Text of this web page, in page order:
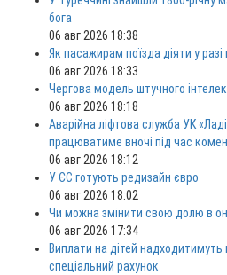
бога
06 авг 2026 18:38
Як пасажирам поїзда діяти у
06 авг 2026 18:33
Чергова модель штучного
06 авг 2026 18:18
Аварійна ліфтова служба УК
працюватиме вночі під час
06 авг 2026 18:12
У ЄС готують редизайн євро
06 авг 2026 18:02
Чи можна змінити свою долю в
06 авг 2026 17:34
Виплати на дітей надходитимуть
спеціальний рахунок